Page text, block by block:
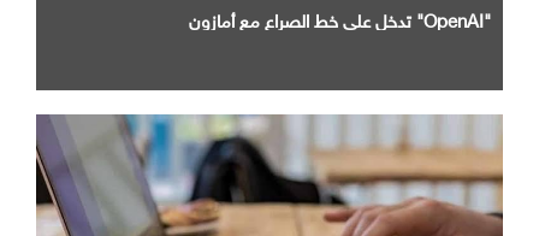
"OpenAI" تدخل علي خط الصراع مع أمازون